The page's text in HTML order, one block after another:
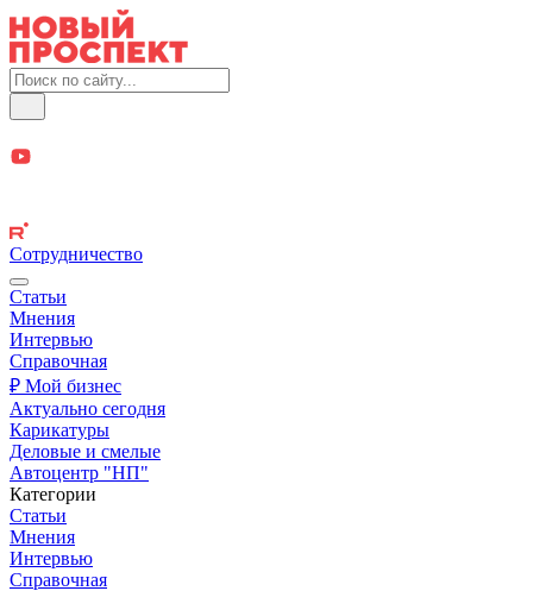
Сотрудничество
Статьи
Мнения
Интервью
Справочная
₽ Мой бизнес
Актуально сегодня
Карикатуры
Деловые и смелые
Автоцентр "НП"
Категории
Статьи
Мнения
Интервью
Справочная